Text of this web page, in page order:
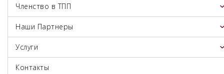
Членство в ТПП
Наши Партнеры
Услуги
Контакты